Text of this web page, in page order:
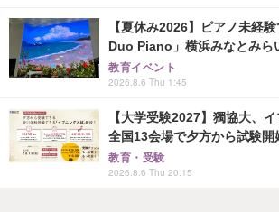
【夏休み2026】ピアノ未経
Duo Piano」横浜みなとみら
教育イベント
2026.8.6 Thu 1:45
【大学受験2027】獨協大、
全国13会場で夕方から試験開
教育・受験
2026.8.6 Thu 20:15